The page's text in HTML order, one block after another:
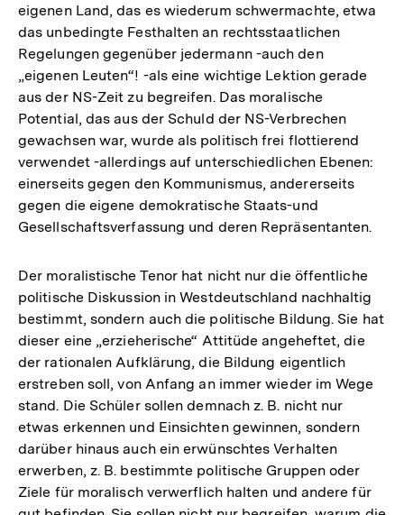
eigenen Land, das es wiederum schwermachte, etwa
das unbedingte Festhalten an rechtsstaatlichen
Regelungen gegenüber jedermann -auch den
„eigenen Leuten“! -als eine wichtige Lektion gerade
aus der NS-Zeit zu begreifen. Das moralische
Potential, das aus der Schuld der NS-Verbrechen
gewachsen war, wurde als politisch frei flottierend
verwendet -allerdings auf unterschiedlichen Ebenen:
einerseits gegen den Kommunismus, andererseits
gegen die eigene demokratische Staats-und
Gesellschaftsverfassung und deren Repräsentanten.
Der moralistische Tenor hat nicht nur die öffentliche
politische Diskussion in Westdeutschland nachhaltig
bestimmt, sondern auch die politische Bildung. Sie hat
dieser eine „erzieherische“ Attitüde angeheftet, die
der rationalen Aufklärung, die Bildung eigentlich
erstreben soll, von Anfang an immer wieder im Wege
stand. Die Schüler sollen demnach z. B. nicht nur
etwas erkennen und Einsichten gewinnen, sondern
darüber hinaus auch ein erwünschtes Verhalten
erwerben, z. B. bestimmte politische Gruppen oder
Ziele für moralisch verwerflich halten und andere für